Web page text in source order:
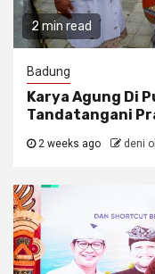
2 min read
Badung
Karya Agung Di
Tandatangani
2 weeks ago deni